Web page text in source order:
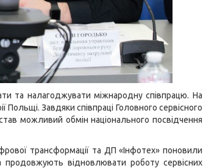
та налагоджувати міжнародну співпрацю. На
Завдяки співпраці Головного сервісного
можливий обмін національного посвідчення
трансформації та ДП «Інфотех» поновили
продовжують відновлювати роботу сервісних